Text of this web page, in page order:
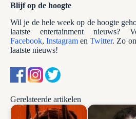
Blijf op de hoogte
Wil je de hele week op de hoogte
laatste entertainment
Facebook,InstagramenTwitter. Zo
laatste nieuws!
Gerelateerde artikelen